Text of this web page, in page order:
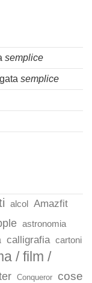
semplice
semplice
alcol Amazfit
astronomia
calligrafia cartoni
/ film /
Conqueror
cose